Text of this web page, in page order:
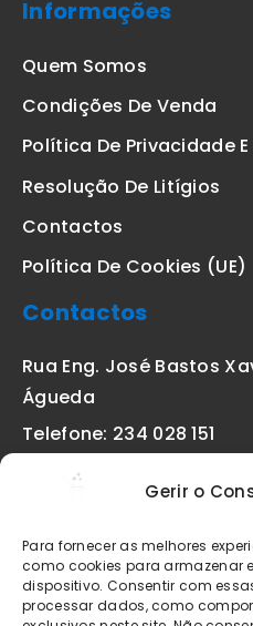
Gerir o
Para fornecer as melhores
como cookies para armazenar
dispositivo. Consentir com
processar dados, como
Informações
Quem Somos
Condições De Venda
Política De Privacidade
Resolução De Litígios
Contactos
Política De Cookies (UE)
Contactos
Rua Eng. José Bastos
Águeda
Telefone: 234 028 151
Os preços indicados incluem